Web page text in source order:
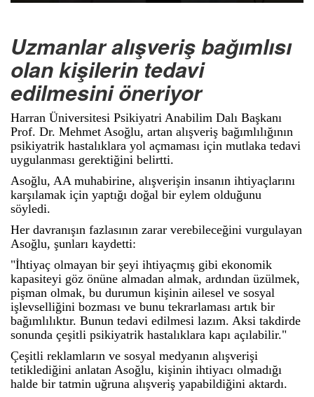
Uzmanlar alışveriş bağımlısı
olan kişilerin tedavi
edilmesini öneriyor
Harran Üniversitesi Psikiyatri Anabilim Dalı Başkanı
Prof. Dr. Mehmet Asoğlu, artan alışveriş bağımlılığının
psikiyatrik hastalıklara yol açmaması için mutlaka tedavi
uygulanması gerektiğini belirtti.
Asoğlu, AA muhabirine, alışverişin insanın ihtiyaçlarını
karşılamak için yaptığı doğal bir eylem olduğunu
söyledi.
Her davranışın fazlasının zarar verebileceğini vurgulayan
Asoğlu, şunları kaydetti:
"İhtiyaç olmayan bir şeyi ihtiyaçmış gibi ekonomik
kapasiteyi göz önüne almadan almak, ardından üzülmek,
pişman olmak, bu durumun kişinin ailesel ve sosyal
işlevselliğini bozması ve bunu tekrarlaması artık bir
bağımlılıktır. Bunun tedavi edilmesi lazım. Aksi takdirde
sonunda çeşitli psikiyatrik hastalıklara kapı açılabilir."
Çeşitli reklamların ve sosyal medyanın alışverişi
tetiklediğini anlatan Asoğlu, kişinin ihtiyacı olmadığı
halde bir tatmin uğruna alışveriş yapabildiğini aktardı.